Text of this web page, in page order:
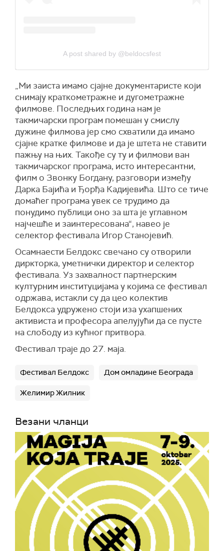
A post shared by @beldocsfest
„Ми заиста имамо сјајне документаристе који
снимају краткометражне и дугометражне
филмове. Последњих година нам је
такмичарски програм помешан у смислу
дужине филмова јер смо схватили да имамо
сјајне кратке филмове и да је штета не ставити
пажњу на њих. Такође су ту и филмови ван
такмичарског програма, исто интересантни,
филм о Звонку Богдану, разговори између
Дарка Бајића и Ђорђа Кадијевића. Што се тиче
домаћег програма увек се трудимо да
понудимо публици оно за шта је углавном
најчешће и заинтересована“, навео је
селектор фестивала Игор Станојевић.
Осамнаести Белдокс свечано су отворили
диркторка, уметнички директор и селектор
фестивала. Уз захвалност партнерским
културним институцијама у којима се фестивал
одржава, истакли су да цео колектив
Белдокса удружено стоји иза ухапшених
активиста и професора апелујући да се пусте
на слободу из кућног притвора.
Фестивал траје до 27. маја.
Фестивал Белдокс Дом омладине Београда
Желимир Жилник
Везани чланци